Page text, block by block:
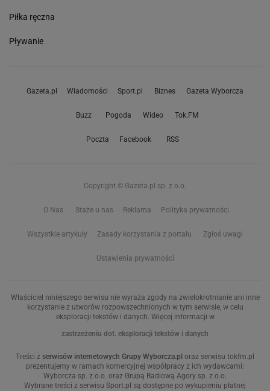
Piłka ręczna
Pływanie
Gazeta.pl Wiadomości Sport.pl Biznes Gazeta Wyborcza
Buzz Pogoda Wideo Tok.FM
Poczta Facebook RSS
Copyright © Gazeta.pl sp. z o.o.
O Nas Staże u nas Reklama Polityka prywatności
Wszystkie artykuły Zasady korzystania z portalu Zgłoś uwagi
Ustawienia prywatności
Właściciel niniejszego serwisu nie wyraża zgody na zwielokrotnianie ani inne
korzystanie z utworów rozpowszechnionych w tym serwisie, w celu
eksploracji tekstów i danych. Więcej informacji w
zastrzeżeniu dot. eksploracji tekstów i danych
Treści z serwisów internetowych Grupy Wyborcza.pl oraz serwisu tokfm.pl
prezentujemy w ramach komercyjnej współpracy z ich wydawcami:
Wyborcza sp. z o.o. oraz Grupą Radiową Agory sp. z o.o.
Wybrane treści z serwisu Sport.pl są dostępne po wykupieniu płatnej